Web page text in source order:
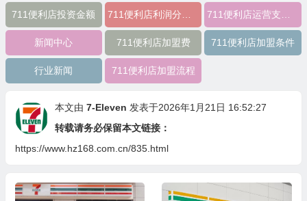
711便利店投资金额
新闻中心 711便利店加盟费 711便利店加盟条件
行业新闻 711便利店加盟流程
本文由 7-Eleven 发表于2026年1月21日 16:52:27
转载请务必保留本文链接：
https://www.hz168.com.cn/835.html